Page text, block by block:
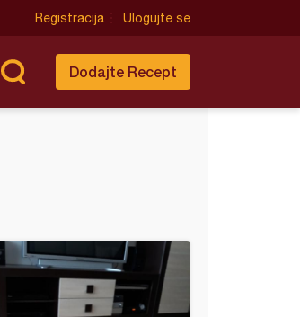
Registracija Ulogujte se
Dodajte Recept